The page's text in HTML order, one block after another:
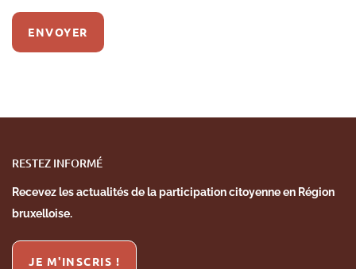
ENVOYER
RESTEZ INFORMÉ
Recevez les actualités de laparticipation citoyenne en Région
bruxelloise.
JE M'INSCRIS !